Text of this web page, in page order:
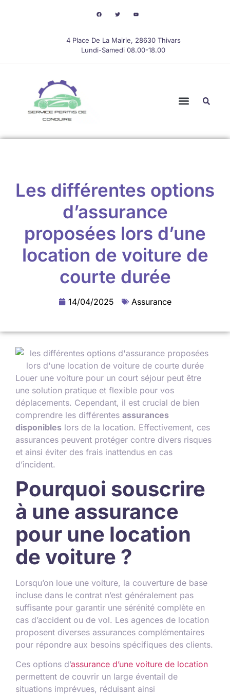
4 Place De La Mairie, 28630 Thivars
Lundi-Samedi 08.00-18.00
Les différentes options
d’assurance
proposées lors d’une
location de voiture de
courte durée
14/04/2025 Assurance
Louer une voiture pour un court séjour peut être
une solution pratique et flexible pour vos
déplacements. Cependant, il est crucial de bien
comprendre les différentes assurances
disponibles lors de la location. Effectivement, ces
assurances peuvent protéger contre divers risques
et ainsi éviter des frais inattendus en cas
d’incident.
Pourquoi souscrire
à une assurance
pour une location
de voiture ?
Lorsqu’on loue une voiture, la couverture de base
incluse dans le contrat n’est généralement pas
suffisante pour garantir une sérénité complète en
cas d’accident ou de vol. Les agences de location
proposent diverses assurances complémentaires
pour répondre aux besoins spécifiques des clients.
Ces options d’assurance d’une voiture de location
permettent de couvrir un large éventail de
situations imprévues, réduisant ainsi